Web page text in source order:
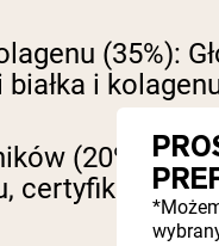
(35%):
i
(20%):
certyfikaty